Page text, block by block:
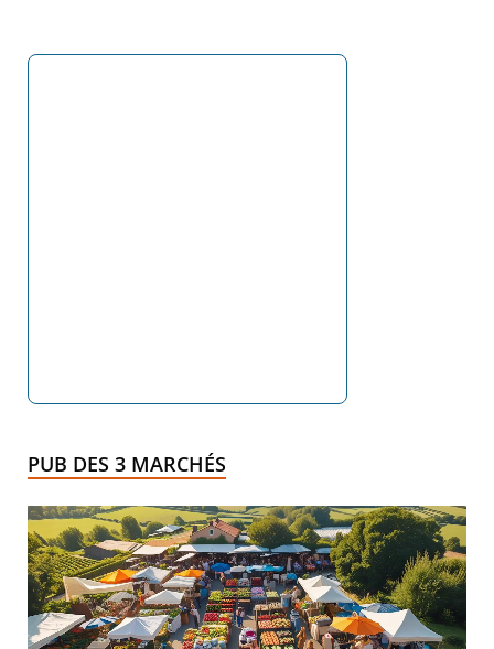
PUB DES 3 MARCHÉS